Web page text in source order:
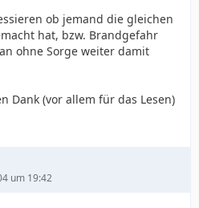
ob jemand die gleichen
hat, bzw. Brandgefahr
ohne Sorge weiter damit
Dank (vor allem für das Lesen)
um 19:42